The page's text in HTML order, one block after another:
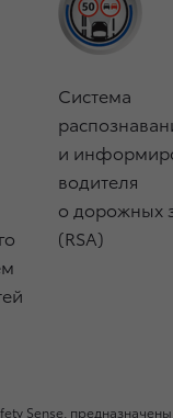
Система
и
водителя
о дорожных
(RSA)
Sense,